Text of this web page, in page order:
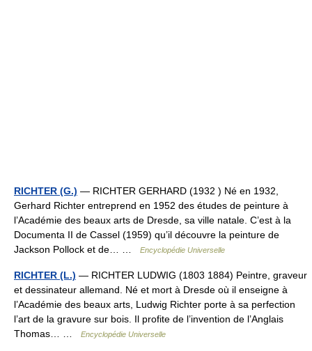
RICHTER (G.) — RICHTER GERHARD (1932 ) Né en 1932,
Gerhard Richter entreprend en 1952 des études de peinture à
l’Académie des beaux arts de Dresde, sa ville natale. C’est à la
Documenta II de Cassel (1959) qu’il découvre la peinture de
Jackson Pollock et de… …
Encyclopédie Universelle
RICHTER (L.) — RICHTER LUDWIG (1803 1884) Peintre, graveur
et dessinateur allemand. Né et mort à Dresde où il enseigne à
l’Académie des beaux arts, Ludwig Richter porte à sa perfection
l’art de la gravure sur bois. Il profite de l’invention de l’Anglais
Thomas… …
Encyclopédie Universelle